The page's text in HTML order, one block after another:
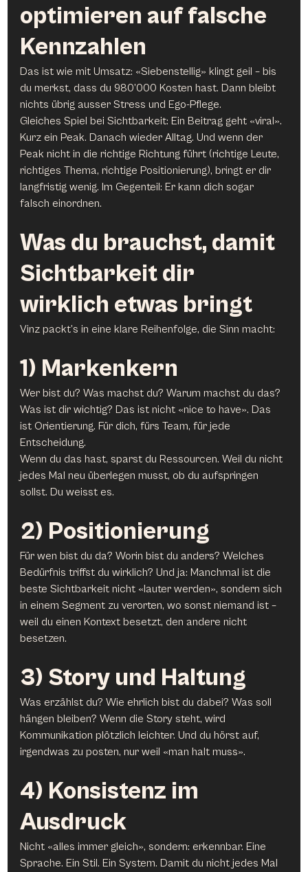
optimieren auf falsche
Kennzahlen
Das ist wie mit Umsatz: «Siebenstellig» klingt geil – bis
du merkst, dass du 980’000 Kosten hast. Dann bleibt
nichts übrig ausser Stress und Ego-Pflege.
Gleiches Spiel bei Sichtbarkeit: Ein Beitrag geht «viral».
Kurz ein Peak. Danach wieder Alltag. Und wenn der
Peak nicht in die richtige Richtung führt (richtige Leute,
richtiges Thema, richtige Positionierung), bringt er dir
langfristig wenig. Im Gegenteil: Er kann dich sogar
falsch einordnen.
Was du brauchst, damit
Sichtbarkeit dir
wirklich etwas bringt
Vinz packt’s in eine klare Reihenfolge, die Sinn macht:
1) Markenkern
Wer bist du? Was machst du? Warum machst du das?
Was ist dir wichtig? Das ist nicht «nice to have». Das
ist Orientierung. Für dich, fürs Team, für jede
Entscheidung.
Wenn du das hast, sparst du Ressourcen. Weil du nicht
jedes Mal neu überlegen musst, ob du aufspringen
sollst. Du weisst es.
2) Positionierung
Für wen bist du da? Worin bist du anders? Welches
Bedürfnis triffst du wirklich? Und ja: Manchmal ist die
beste Sichtbarkeit nicht «lauter werden», sondern sich
in einem Segment zu verorten, wo sonst niemand ist –
weil du einen Kontext besetzt, den andere nicht
besetzen.
3) Story und Haltung
Was erzählst du? Wie ehrlich bist du dabei? Was soll
hängen bleiben? Wenn die Story steht, wird
Kommunikation plötzlich leichter. Und du hörst auf,
irgendwas zu posten, nur weil «man halt muss».
4) Konsistenz im
Ausdruck
Nicht «alles immer gleich», sondern: erkennbar. Eine
Sprache. Ein Stil. Ein System. Damit du nicht jedes Mal